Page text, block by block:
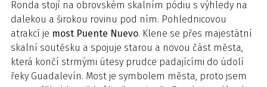
Ronda stojí na obrovském skalním pódiu s výhledy na
dalekou a širokou rovinu pod ním. Pohlednicovou
atrakcí je most Puente Nuevo. Klene se přes majestátní
skalní soutěsku a spojuje starou a novou část města,
která končí strmými útesy prudce padajícími do údolí
řeky Guadalevín. Most je symbolem města, proto jsem